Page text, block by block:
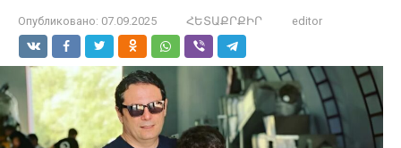
Опубликовано: 07.09.2025 ՀԵՏԱՔՐՔԻՐ editor